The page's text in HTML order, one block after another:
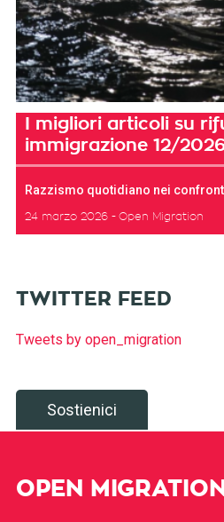
I migliori articoli su
immigrazione 12/
Razzismo quotidiano nei
24 marzo 2026 Open Migration
TWITTER FEED
Tweets by open_migration
Sostienici
OPEN MIGRATION